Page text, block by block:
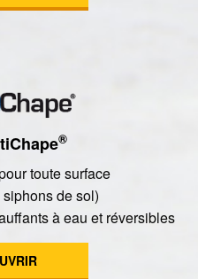
®
toute surface
de sol)
à eau et réversibles